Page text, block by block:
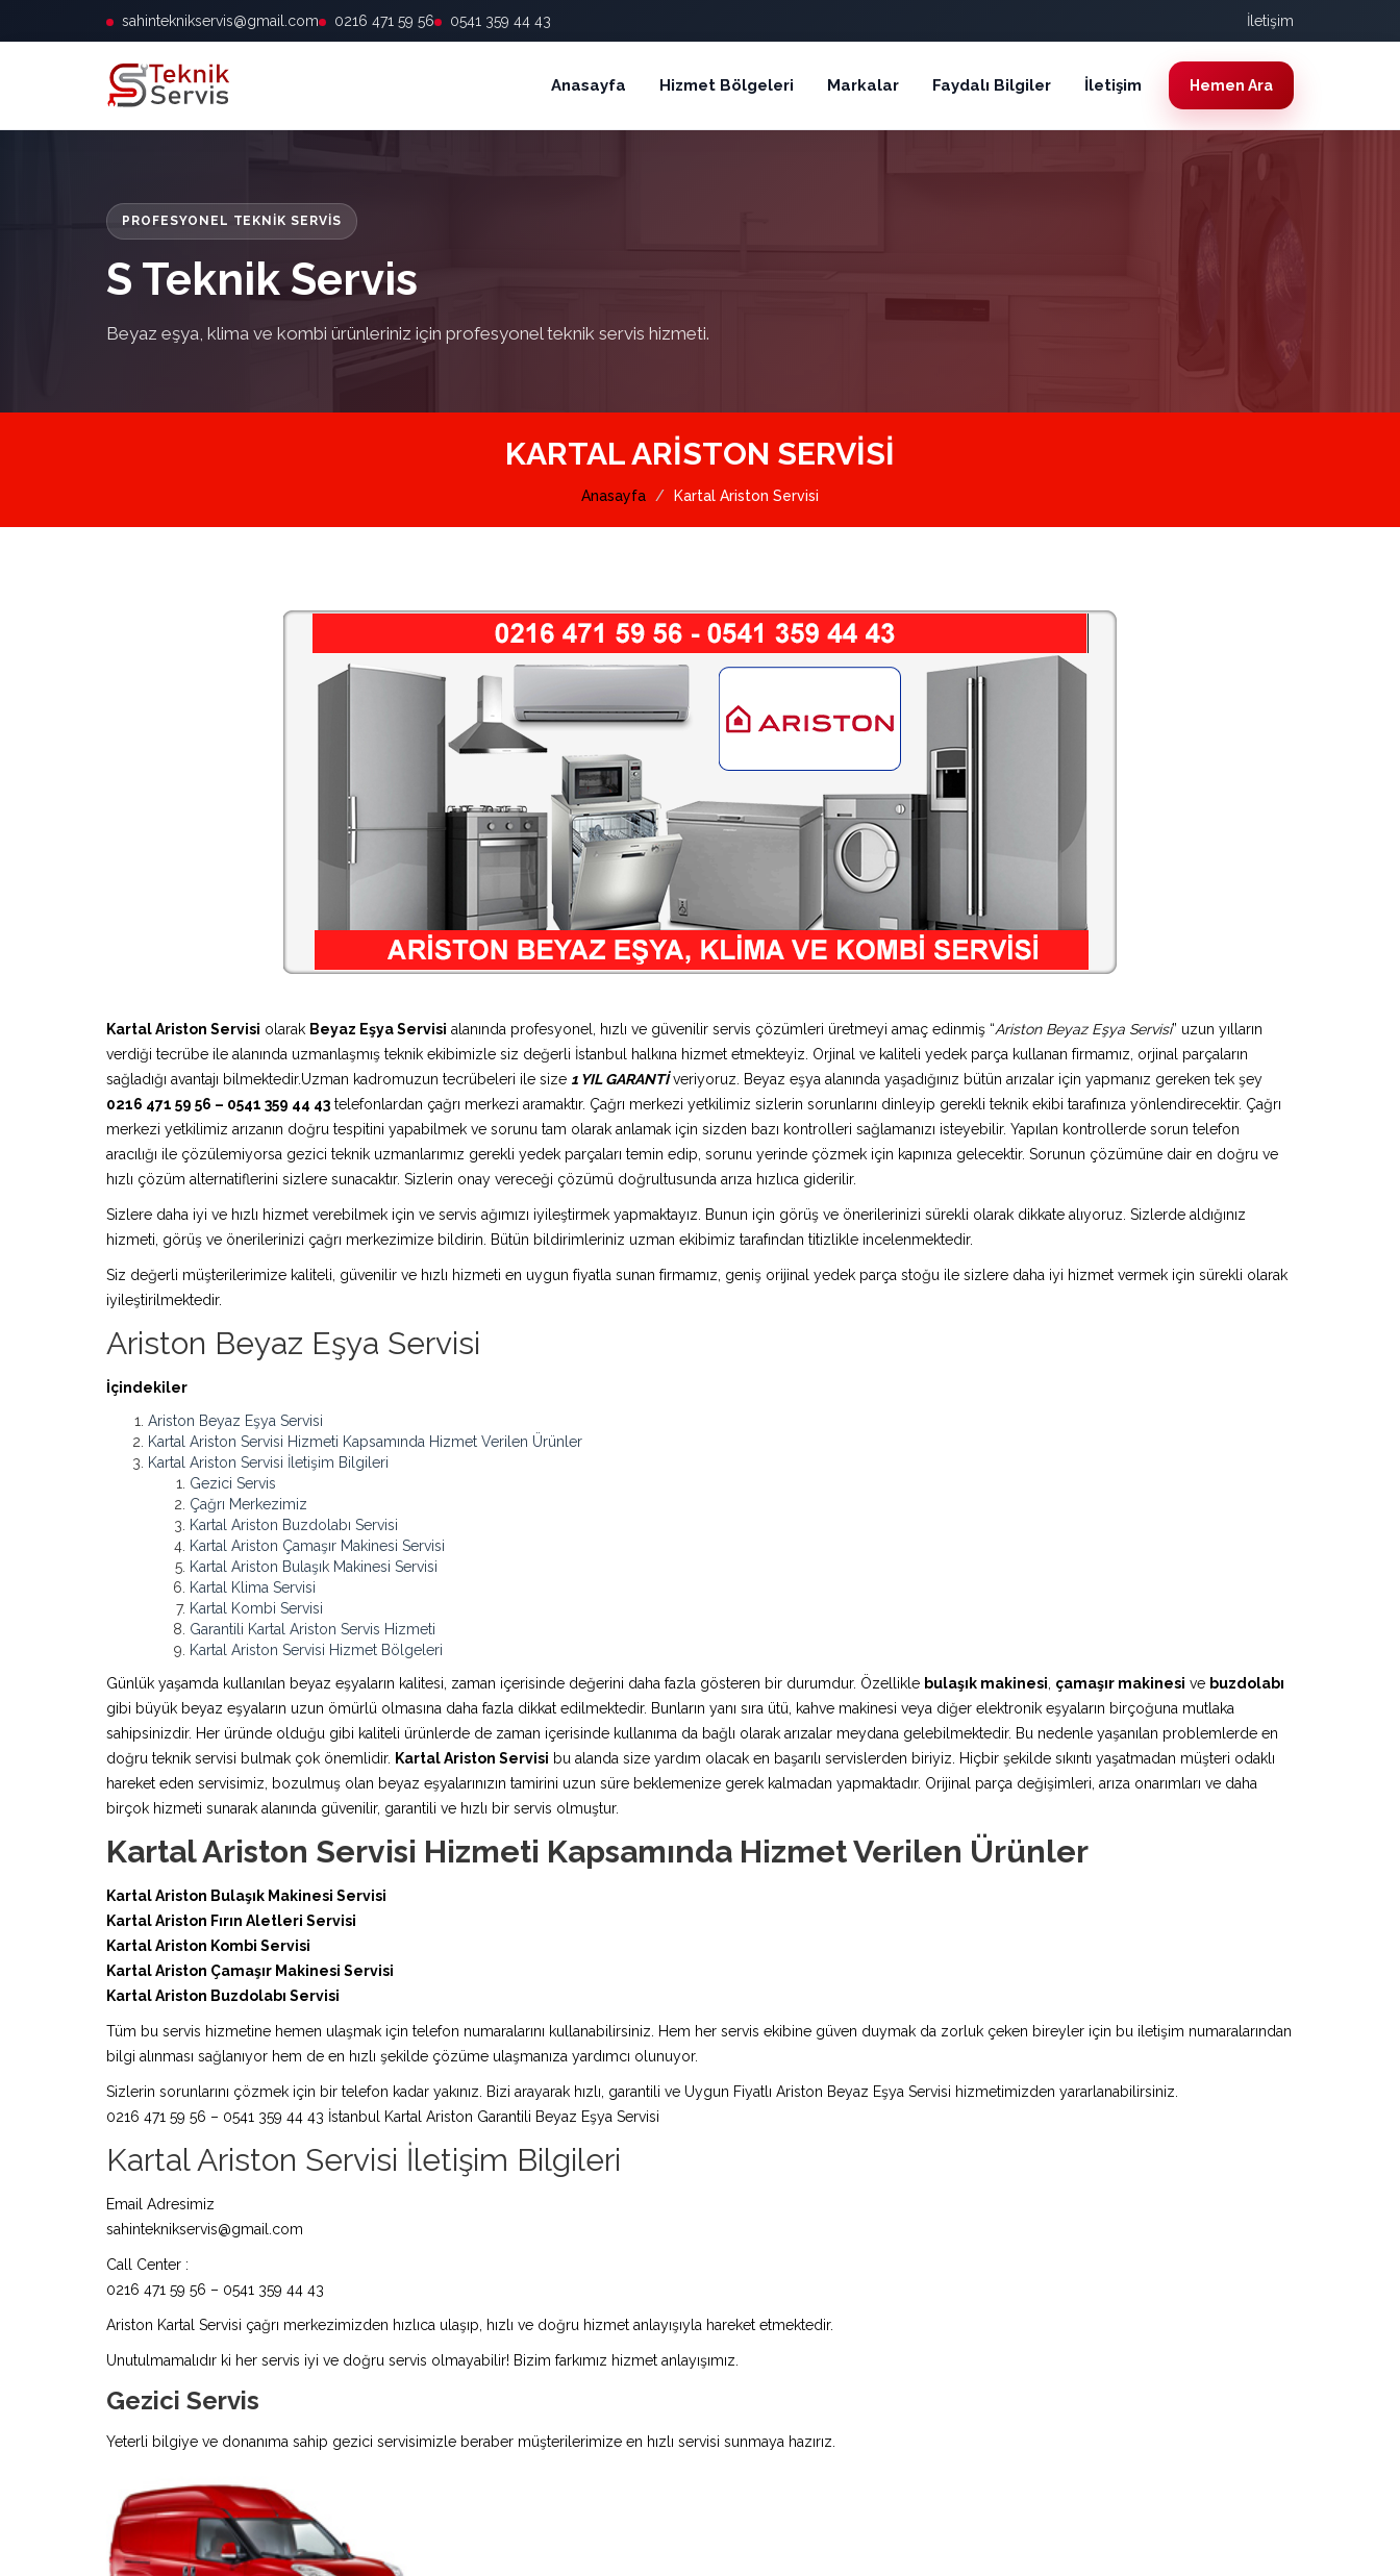
sahinteknikservis@gmail.com 0216 471 59 56 0541 359 44 43 İletişim
Anasayfa Hizmet Bölgeleri Markalar Faydalı Bilgiler İletişim Hemen Ara
PROFESYONEL TEKNIK SERVIS
S Teknik Servis
Beyaz eşya, klima ve kombi ürünleriniz için profesyonel teknik servis hizmeti.
KARTAL ARISTON SERVISI
Anasayfa Kartal Ariston Servisi
Kartal Ariston Servisi olarak Beyaz Eşya Servisi alanında profesyonel, hızlı ve güvenilir servis çözümleri üretmeyi amaç edinmiş “Ariston Beyaz Eşya Servisi” uzun yılların
verdiği tecrübe ile alanında uzmanlaşmış teknik ekibimizle siz değerli İstanbul halkına hizmet etmekteyiz. Orjinal ve kaliteli yedek parça kullanan firmamız, orjinal parçaların
sağladığı avantajı bilmektedir.Uzman kadromuzun tecrübeleri ile size 1 YIL GARANTİveriyoruz. Beyaz eşya alanında yaşadığınız bütün arızalar için yapmanız gereken tek şey
0216 471 59 56 – 0541 359 44 43 telefonlardan çağrı merkezi aramaktır. Çağrı merkezi yetkilimiz sizlerin sorunlarını dinleyip gerekli teknik ekibi tarafınıza yönlendirecektir. Çağrı
merkezi yetkilimiz arızanın doğru tespitini yapabilmek ve sorunu tam olarak anlamak için sizden bazı kontrolleri sağlamanızı isteyebilir. Yapılan kontrollerde sorun telefon
aracılığı ile çözülemiyorsa gezici teknik uzmanlarımız gerekli yedek parçaları temin edip, sorunu yerinde çözmek için kapınıza gelecektir. Sorunun çözümüne dair en doğru ve
hızlı çözüm alternatiflerini sizlere sunacaktır. Sizlerin onay vereceği çözümü doğrultusunda arıza hızlıca giderilir.
Sizlere daha iyi ve hızlı hizmet verebilmek için ve servis ağımızı iyileştirmek yapmaktayız. Bunun için görüş ve önerilerinizi sürekli olarak dikkate alıyoruz. Sizlerde aldığınız
hizmeti, görüş ve önerilerinizi çağrı merkezimize bildirin. Bütün bildirimleriniz uzman ekibimiz tarafından titizlikle incelenmektedir.
Siz değerli müşterilerimize kaliteli, güvenilir ve hızlı hizmeti en uygun fiyatla sunan firmamız, geniş orijinal yedek parça stoğu ile sizlere daha iyi hizmet vermek için sürekli olarak
iyileştirilmektedir.
Ariston Beyaz Eşya Servisi
İçindekiler
Ariston Beyaz Eşya Servisi
Kartal Ariston Servisi Hizmeti Kapsamında Hizmet Verilen Ürünler
Kartal Ariston Servisi İletişim Bilgileri
Gezici Servis
Çağrı Merkezimiz
Kartal Ariston Buzdolabı Servisi
Kartal Ariston Çamaşır Makinesi Servisi
Kartal Ariston Bulaşık Makinesi Servisi
Kartal Klima Servisi
Kartal Kombi Servisi
Garantili Kartal Ariston Servis Hizmeti
Kartal Ariston Servisi Hizmet Bölgeleri
Günlük yaşamda kullanılan beyaz eşyaların kalitesi, zaman içerisinde değerini daha fazla gösteren bir durumdur. Özellikle bulaşık makinesi çamaşır makinesi ve buzdolabı
gibi büyük beyaz eşyaların uzun ömürlü olmasına daha fazla dikkat edilmektedir. Bunların yanı sıra ütü, kahve makinesi veya diğer elektronik eşyaların birçoğuna mutlaka
sahipsinizdir. Her üründe olduğu gibi kaliteli ürünlerde de zaman içerisinde kullanıma da bağlı olarak arızalar meydana gelebilmektedir. Bu nedenle yaşanılan problemlerde en
doğru teknik servisi bulmak çok önemlidir. Kartal Ariston Servisi bu alanda size yardım olacak en başarılı servislerden biriyiz. Hiçbir şekilde sıkıntı yaşatmadan müşteri odaklı
hareket eden servisimiz, bozulmuş olan beyaz eşyalarınızın tamirini uzun süre beklemenize gerek kalmadan yapmaktadır. Orijinal parça değişimleri, arıza onarımları ve daha
birçok hizmeti sunarak alanında güvenilir, garantili ve hızlı bir servis olmuştur.
Kartal Ariston Servisi Hizmeti Kapsamında Hizmet Verilen Ürünler
Kartal Ariston Bulaşık Makinesi Servisi
Kartal Ariston Fırın Aletleri Servisi
Kartal Ariston Kombi Servisi
Kartal Ariston Çamaşır Makinesi Servisi
Kartal Ariston Buzdolabı Servisi
Tüm bu servis hizmetine hemen ulaşmak için telefon numaralarını kullanabilirsiniz. Hem her servis ekibine güven duymak da zorluk çeken bireyler için bu iletişim numaralarından
bilgi alınması sağlanıyor hem de en hızlı şekilde çözüme ulaşmanıza yardımcı olunuyor.
Sizlerin sorunlarını çözmek için bir telefon kadar yakınız. Bizi arayarak hızlı, garantili ve Uygun Fiyatlı Ariston Beyaz Eşya Servisi hizmetimizden yararlanabilirsiniz.
0216 471 59 56 – 0541 359 44 43 İstanbul Kartal Ariston Garantili Beyaz Eşya Servisi
Kartal Ariston Servisi İletişim Bilgileri
Email Adresimiz
sahinteknikservis@gmail.com
Call Center :
0216 471 59 56 – 0541 359 44 43
Ariston Kartal Servisi çağrı merkezimizden hızlıca ulaşıp, hızlı ve doğru hizmet anlayışıyla hareket etmektedir.
Unutulmamalıdır ki her servis iyi ve doğru servis olmayabilir! Bizim farkımız hizmet anlayışımız.
Gezici Servis
Yeterli bilgiye ve donanıma sahip gezici servisimizle beraber müşterilerimize en hızlı servisi sunmaya hazırız.